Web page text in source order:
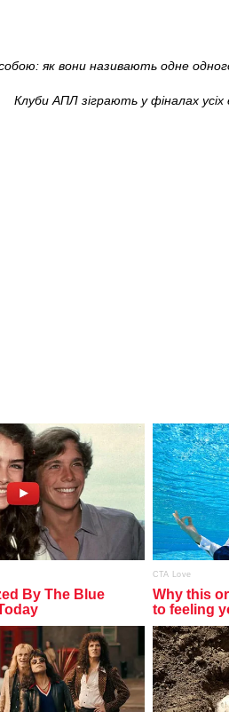
як вони називають одне
Клуби АПЛ зіграють у фіналах усіх